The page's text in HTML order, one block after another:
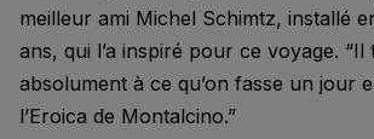
meilleur ami Michel Schimtz, installé
ans, qui l’a inspiré pour ce voyage. “Il
absolument à ce qu’on fasse un jour
l’Eroica de Montalcino.”